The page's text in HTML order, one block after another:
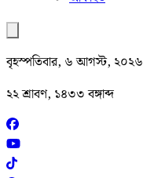
বৃহস্পতিবার, ৬ আগস্ট, ২০২৬
২২ শ্রাবণ, ১৪৩৩ বঙ্গাব্দ